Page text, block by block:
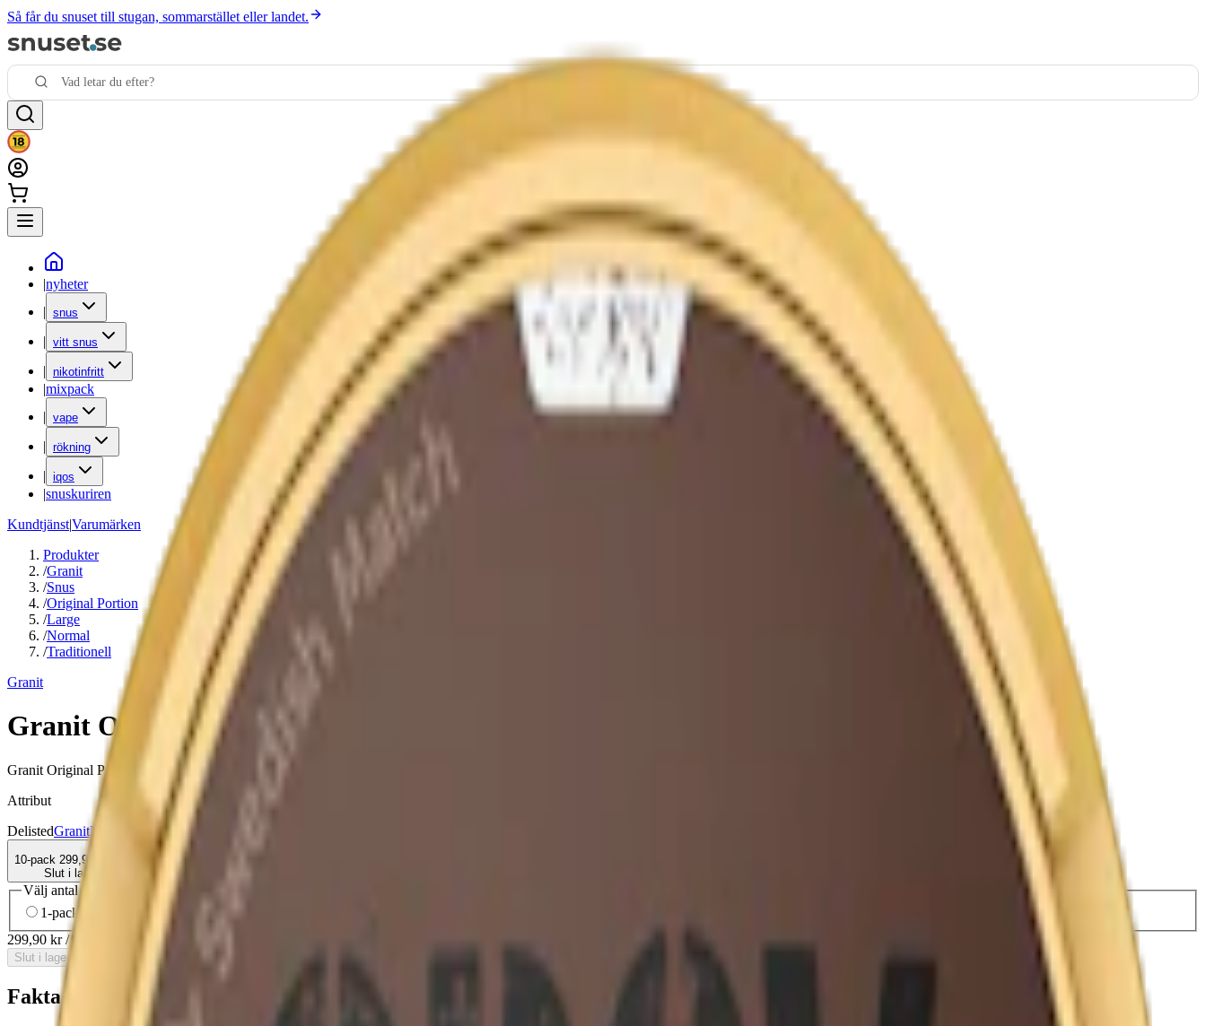
Så får du snuset till stugan, sommarstället eller landet.
|nyheter
| snus
| vitt snus
| nikotinfritt
|mixpack
| vape
| rökning
| iqos
|snuskuriren
Kundtjänst|Varumärken
Produkter
/Granit
/Snus
/Original Portion
/Large
/Normal
/Traditionell
Granit
Granit Original Portion Large
Granit Original Portion är ett traditionellt portionssnus med en pepprig tobakskaraktär och normal styrka. En dosa Granit innehåller 22 prillor per dosa.
Attribut
DelistedGranitLarge NormalOriginal Portion
10-pack 299,90 kr
Slut i lager
Välj antal dosor
1-pack
34,90 kr 10-pack
299,90 kr /10-pack
Slut i lager
Fakta om Granit Original Portionssnus